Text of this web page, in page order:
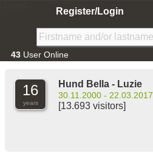
Register/Login
43 User Online
16
years
Hund Bella - Luzie
30.11.2000 - 22.03.2017
[13.693 visitors]